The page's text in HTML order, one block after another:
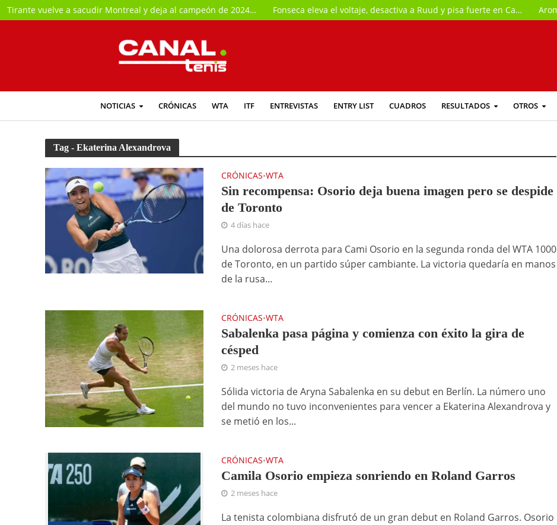
Tirante vuelve a sacudir Montreal y deja al campeón de 2024 fuera del torneo Fonseca eleva el voltaje, desactiva a Ruud y pisa fuerte en Canadá
NOTICIAS CRÓNICAS WTA ITF ENTREVISTAS ENTRY LIST CUADROS RESULTADOS OTROS
Tag - Ekaterina Alexandrova
CRÓNICAS•WTA
Sin recompensa: Osorio deja buena imagen pero se despide
de Toronto
4 días hace
Una dolorosa derrota para Cami Osorio en la segunda ronda del WTA 1000
de Toronto, en un partido súper cambiante. La victoria quedaría en manos
de la rusa...
CRÓNICAS•WTA
Sabalenka pasa página y comienza con éxito la gira de
césped
2 meses hace
Sólida victoria de Aryna Sabalenka en su debut en Berlín. La número uno
del mundo no tuvo inconvenientes para vencer a Ekaterina Alexandrova y
se metió en los...
CRÓNICAS•WTA
Camila Osorio empieza sonriendo en Roland Garros
2 meses hace
La tenista colombiana disfrutó de un gran debut en Roland Garros. Osorio